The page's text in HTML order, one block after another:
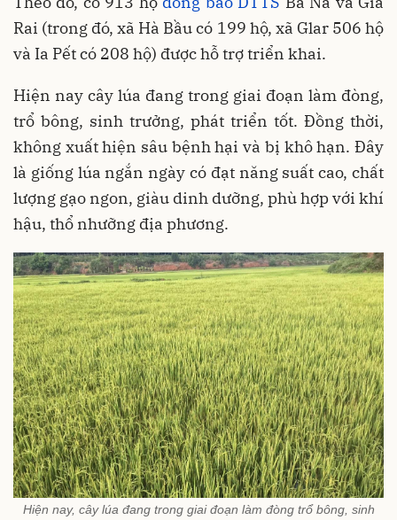
Rai (trong đó, xã Hà Bầu có 199 hộ, xã Glar 506 hộ
và Ia Pết có 208 hộ) được hỗ trợ triển khai.
Hiện nay cây lúa đang trong giai đoạn làm đòng,
trổ bông, sinh trưởng, phát triển tốt. Đồng thời,
không xuất hiện sâu bệnh hại và bị khô hạn. Đây
là giống lúa ngắn ngày có đạt năng suất cao, chất
lượng gạo ngon, giàu dinh dưỡng, phù hợp với khí
hậu, thổ nhưỡng địa phương.
Hiện nay, cây lúa đang trong giai đoạn làm đòng trổ bông, sinh